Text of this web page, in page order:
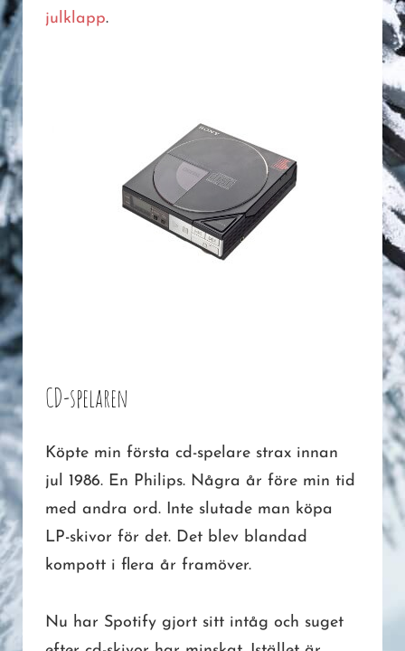
julklapp.
CD-spelaren
Köpte min första cd-spelare strax innan
jul 1986. En Philips. Några år före min tid
med andra ord. Inte slutade man köpa
LP-skivor för det. Det blev blandad
kompott i flera år framöver.
Nu har Spotify gjort sitt intåg och suget